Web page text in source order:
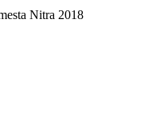
Nitra 2018